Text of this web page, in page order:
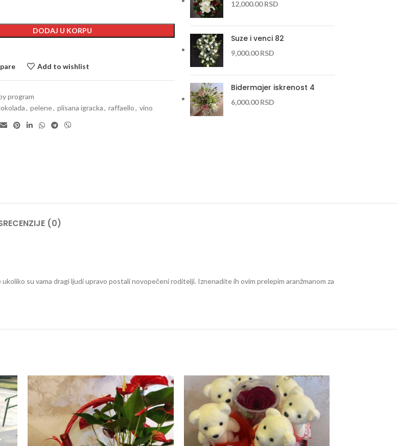
DODAJ U KORPU
Add to wishlist
program
, pelene, plisana igracka , raffaello , vino
12,000.00RSD
Suze i venci 82
9,000.00RSD
Bidermajer iskrenost 4
6,000.00RSD
RECENZIJE (0)
su vama dragi ljudi upravo postali novopečeni roditelji. Iznenadite ih ovim prelepim aranžmanom za